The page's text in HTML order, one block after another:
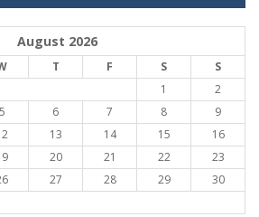
August 2026
T F S
S
1
2
5 6 7 8
9
13 14 15
16
20 21 22
23
27 28 29
30